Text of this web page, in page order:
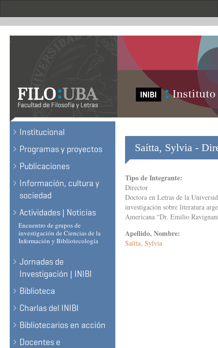
.
Institucional
Programas y proyectos
Publicaciones
Información, cultura y
sociedad
Actividades | Noticias
Encuentro de grupos de
investigación de Ciencias de la
Información y Bibliotecología
Jornadas de
Investigación | INIBI
Biblioteca
Charlas del INIBI
Bibliotecarios en acción
Docentes e
Saítta, Sylvia -
Tipo de Integrante:
Director
Doctora en Letras de la
investigación sobre literatura
Americana “Dr. Emilio
Apellido, Nombre:
Saítta, Sylvia